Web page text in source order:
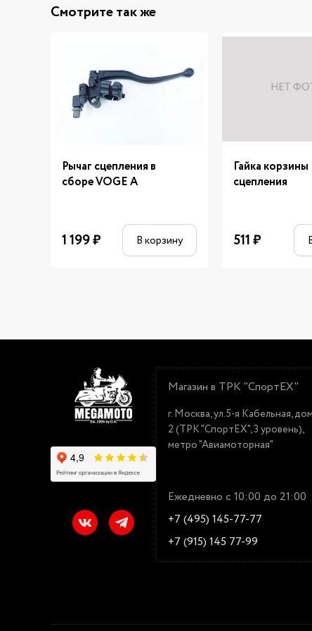
Смотрите так же
Рычаг сцепления в
сборе VOGE A
1 199₽ В корзину
Гайка корзины
сцепления
511₽
Магазин в ТРК "СпортЕХ"
г. Москва, ул.5-я Кабельная, дом
2 (ТРК "СпортЕХ", 3 уровень),
метро "Авиамоторная"
Ежедневно с 10:00 до 21:00
+7 (495) 145-77-77
+7 (915) 145 77-99